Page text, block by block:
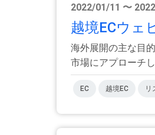
2022/01/11 〜
越境ECウェ
海外展開の主な目
市場にアプローチ
EC 越境EC リ